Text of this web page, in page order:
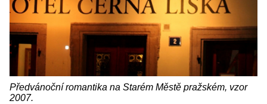
Předvánoční romantika na Starém Městě pražském, vzor
2007.